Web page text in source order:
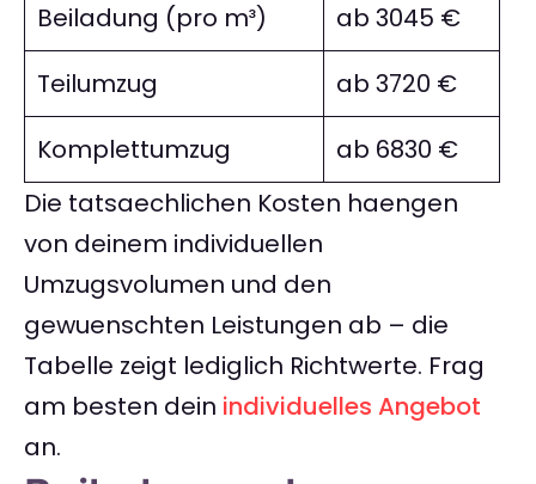
Beiladung (pro m³)
ab 3045 €
Teilumzug
ab 3720 €
Komplettumzug
ab 6830 €
Die tatsaechlichen Kosten haengen
von deinem individuellen
Umzugsvolumen und den
gewuenschten Leistungen ab – die
Tabelle zeigt lediglich Richtwerte. Frag
am besten dein individuelles Angebot
an.